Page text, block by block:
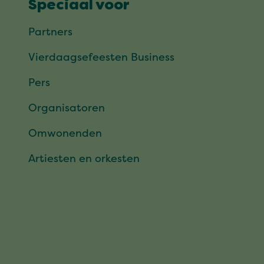
Speciaal voor
Partners
Vierdaagsefeesten Business
Pers
Organisatoren
Omwonenden
Artiesten en orkesten